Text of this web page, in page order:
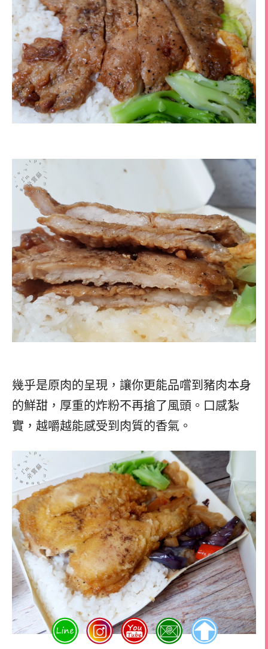
幾乎是原肉的呈現，讓你更能品嚐到豬肉本身
的鮮甜，厚重的炸粉不再搶了風頭。口感紮
實，越嚼越能感受到肉質的香氣。